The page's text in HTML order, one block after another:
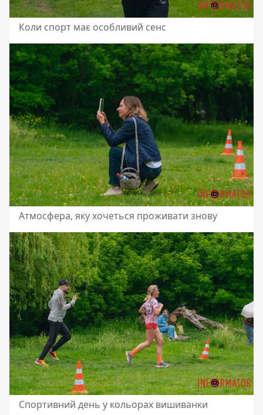
Коли спорт має особливий сенс
Атмосфера, яку хочеться проживати знову
Спортивний день у кольорах вишиванки